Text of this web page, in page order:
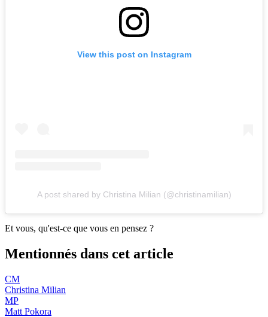
View this post on Instagram
A post shared by Christina Milian (@christinamilian)
Et vous, qu'est-ce que vous en pensez ?
Mentionnés dans cet article
CM
Christina Milian
MP
Matt Pokora